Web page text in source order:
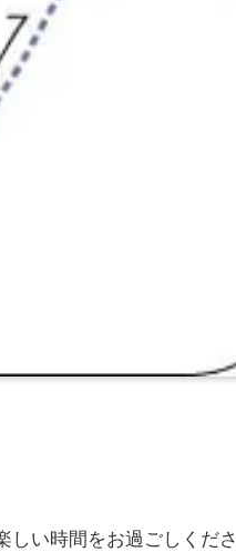
しい時間をお過ごしくださ